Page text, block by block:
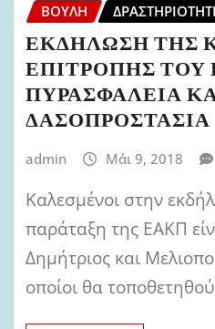
ΒΟΥΛΉ
ΕΚΔΗΛΩΣΗ ΤΗΣ
ΕΠΙΤΡΟΠΗΣ ΤΟΥ
ΠΥΡΑΣΦΑΛΕΙΑ
ΔΑΣΟΠΡΟΣΤΑΣΙΑ
admin Μάι 9, 2018
Καλεσμένοι στην
παράταξη της ΕΑΚΠ
Δημήτριος και
οποίοι θα